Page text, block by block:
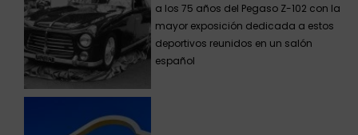
a los 75 años del Pegaso Z-102 con la
mayor exposición dedicada a estos
deportivos reunidos en un salón
español